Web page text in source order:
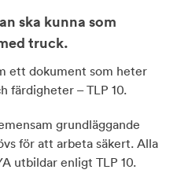
ska kunna som
truck.
ett dokument som heter
färdigheter – TLP 10.
grundläggande
för att arbeta säkert. Alla
utbildar enligt TLP 10.